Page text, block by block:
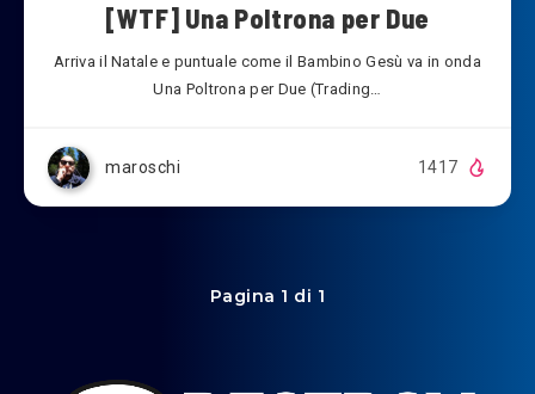
[WTF] Una Poltrona per Due
Arriva il Natale e puntuale come il Bambino Gesù va in onda
Una Poltrona per Due (Trading…
maroschi 1417
Pagina 1 di 1